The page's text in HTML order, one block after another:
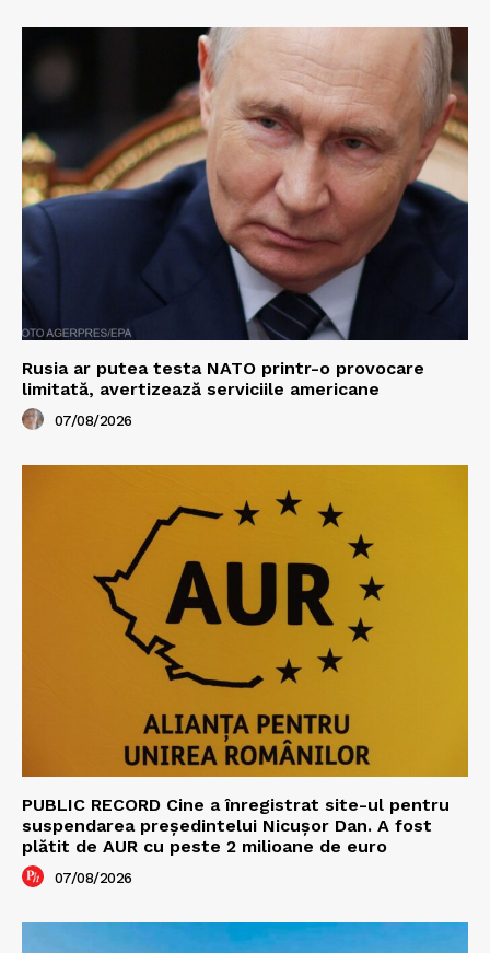
Rusia ar putea testa NATO printr-o provocare
limitată, avertizează serviciile americane
07/08/2026
PUBLIC RECORD Cine a înregistrat site-ul pentru
suspendarea președintelui Nicușor Dan. A fost
plătit de AUR cu peste 2 milioane de euro
07/08/2026